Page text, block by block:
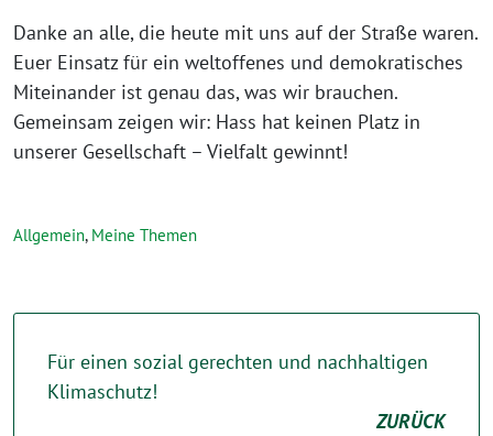
Danke an alle, die heute mit uns auf der Straße waren.
Euer Einsatz für ein weltoffenes und demokratisches
Miteinander ist genau das, was wir brauchen.
Gemeinsam zeigen wir: Hass hat keinen Platz in
unserer Gesellschaft – Vielfalt gewinnt!
Allgemein, Meine Themen
Für einen sozial gerechten und nachhaltigen
Klimaschutz!
ZURÜCK